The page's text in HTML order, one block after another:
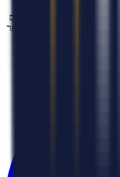
השווים והעדכניים
לקבל את המחיר הטוב ביותר